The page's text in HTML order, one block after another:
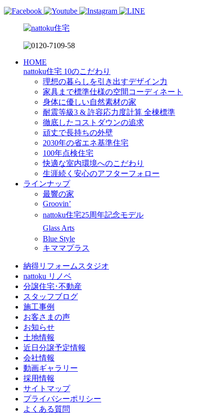
HOME
nattoku住宅 10のこだわり
理想の暮らしを引き出すデザイン力
家具まで標準仕様の空間コーディネート
身体に優しい自然素材の家
耐震等級3 & 許容応力度計算 全棟標準
徹底したコストダウンの追求
頑丈で長持ちの外壁
2030年の省エネ基準住宅
100年点検住宅
快適な室内環境へのこだわり
生涯続く安心のアフターフォロー
ラインナップ
最響の家
Groovin’
nattoku住宅25周年記念モデル
Glass Arts
Blue Style
キママプラス
納得リフォームスタジオ
nattoku リノベ
分譲住宅･不動産
スタッフブログ
施工事例
お客さまの声
お知らせ
土地情報
近日分譲予定情報
会社情報
動画ギャラリー
採用情報
サイトマップ
プライバシーポリシー
よくある質問